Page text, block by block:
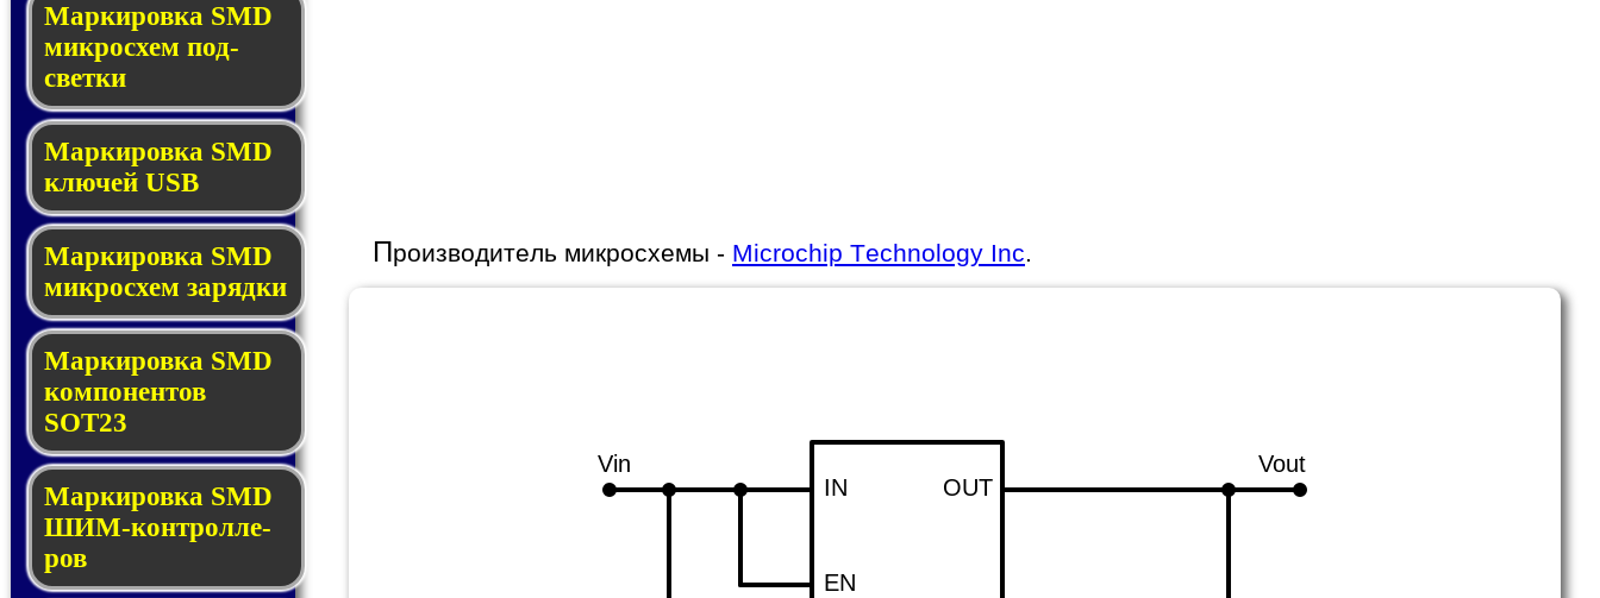
Маркировка SMD
мик­ро­схем под­
свет­ки
Маркировка SMD
клю­чей USB
Маркировка SMD
мик­рос­хем за­ряд­ки
Маркировка SMD
ком­по­нен­тов
SOT23
Маркировка SMD
ШИМ-кон­трол­ле­
ров
Производитель микросхемы - Microchip Technology Inc
IN OUT
Vin Vout
EN